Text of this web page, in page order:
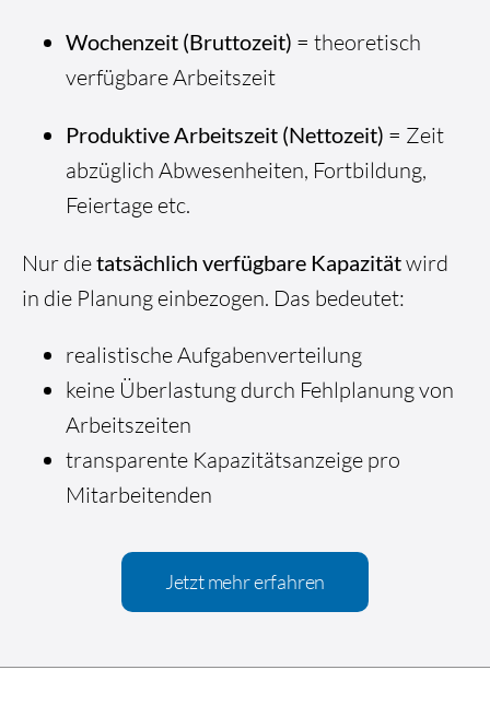
Wochenzeit (Bruttozeit) = theoretisch
verfügbare Arbeitszeit
Produktive Arbeitszeit (Nettozeit) = Zeit
abzüglich Abwesenheiten, Fortbildung,
Feiertage etc.
Nur dietatsächlich verfügbare Kapazitätwird
in die Planung einbezogen. Das bedeutet:
realistische Aufgabenverteilung
keine Überlastung durch Fehlplanung von
Arbeitszeiten
transparente Kapazitätsanzeige pro
Mitarbeitenden
Jetzt mehr erfahren